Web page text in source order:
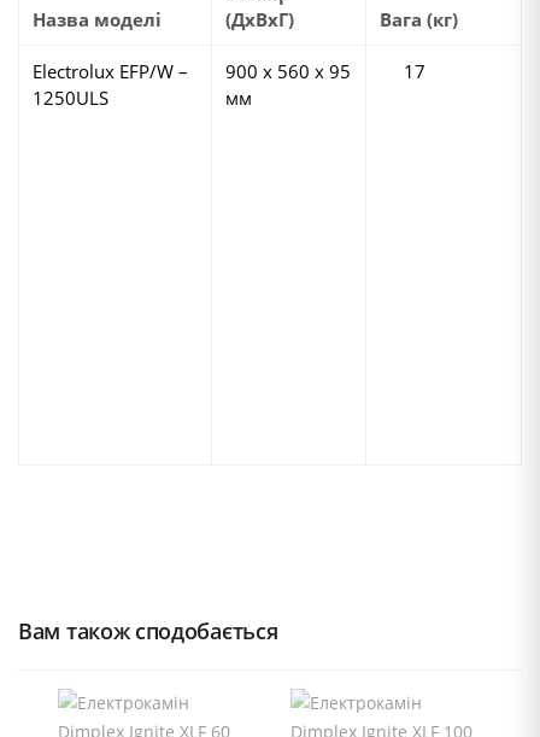
Назва моделі
(ДхВхГ)
Вага (кг)
Electrolux EFP/W –
1250ULS
900 х 560 х 95
мм
17
Вам також сподобається